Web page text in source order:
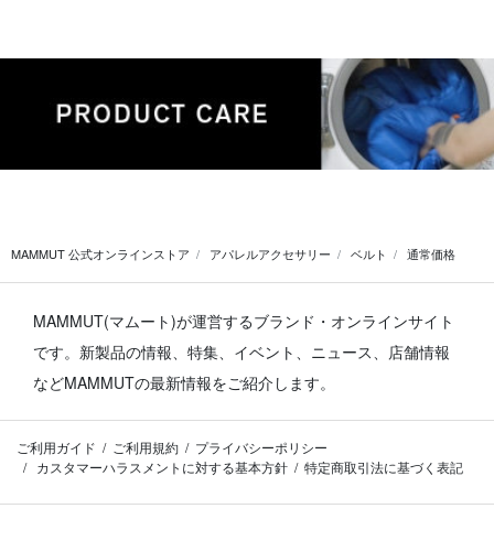
MAMMUT 公式オンラインストア アパレルアクセサリー ベルト 通常価格
MAMMUT(マムート)が運営するブランド・オンラインサイト
です。 新製品の情報、特集、イベント、ニュース、店舗情報
などMAMMUTの最新情報をご紹介します。
ご利用ガイド ご利用規約
プライバシーポリシー
カスタマーハラスメントに対する基本方針
特定商取引法に基づく表記